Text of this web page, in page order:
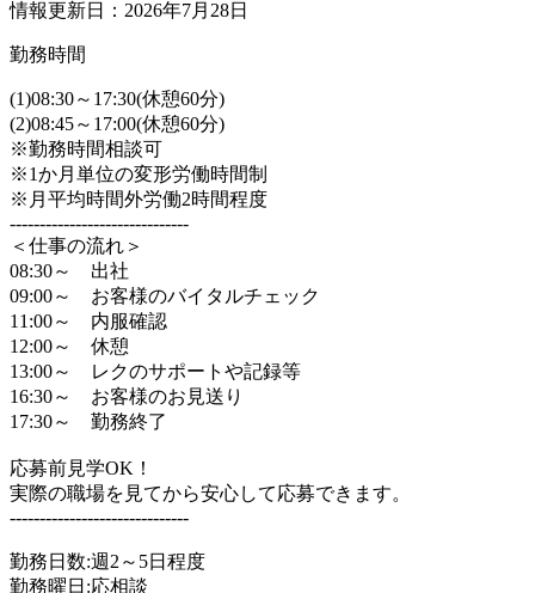
情報更新日：2026年7月28日
勤務時間
(1)08:30～17:30(休憩60分)
(2)08:45～17:00(休憩60分)
※勤務時間相談可
※1か月単位の変形労働時間制
※月平均時間外労働2時間程度
------------------------------
＜仕事の流れ＞
08:30～ 出社
09:00～ お客様のバイタルチェック
11:00～ 内服確認
12:00～ 休憩
13:00～ レクのサポートや記録等
16:30～ お客様のお見送り
17:30～ 勤務終了
応募前見学OK！
実際の職場を見てから安心して応募できます。
------------------------------
勤務日数:週2～5日程度
勤務曜日:応相談